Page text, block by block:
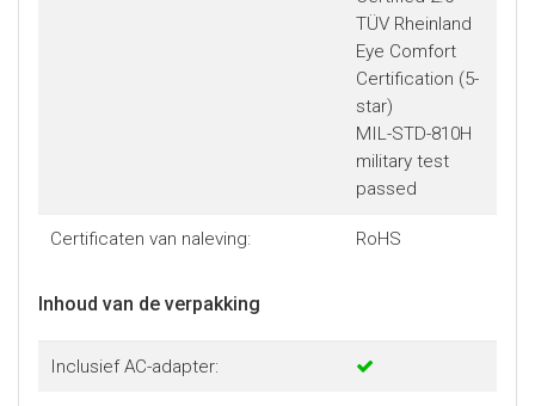
TÜV Rheinland
Eye Comfort
Certification (5-
star)
MIL-STD-810H
military test
passed
Certificaten van naleving: RoHS
Inhoud van de verpakking
Inclusief AC-adapter: